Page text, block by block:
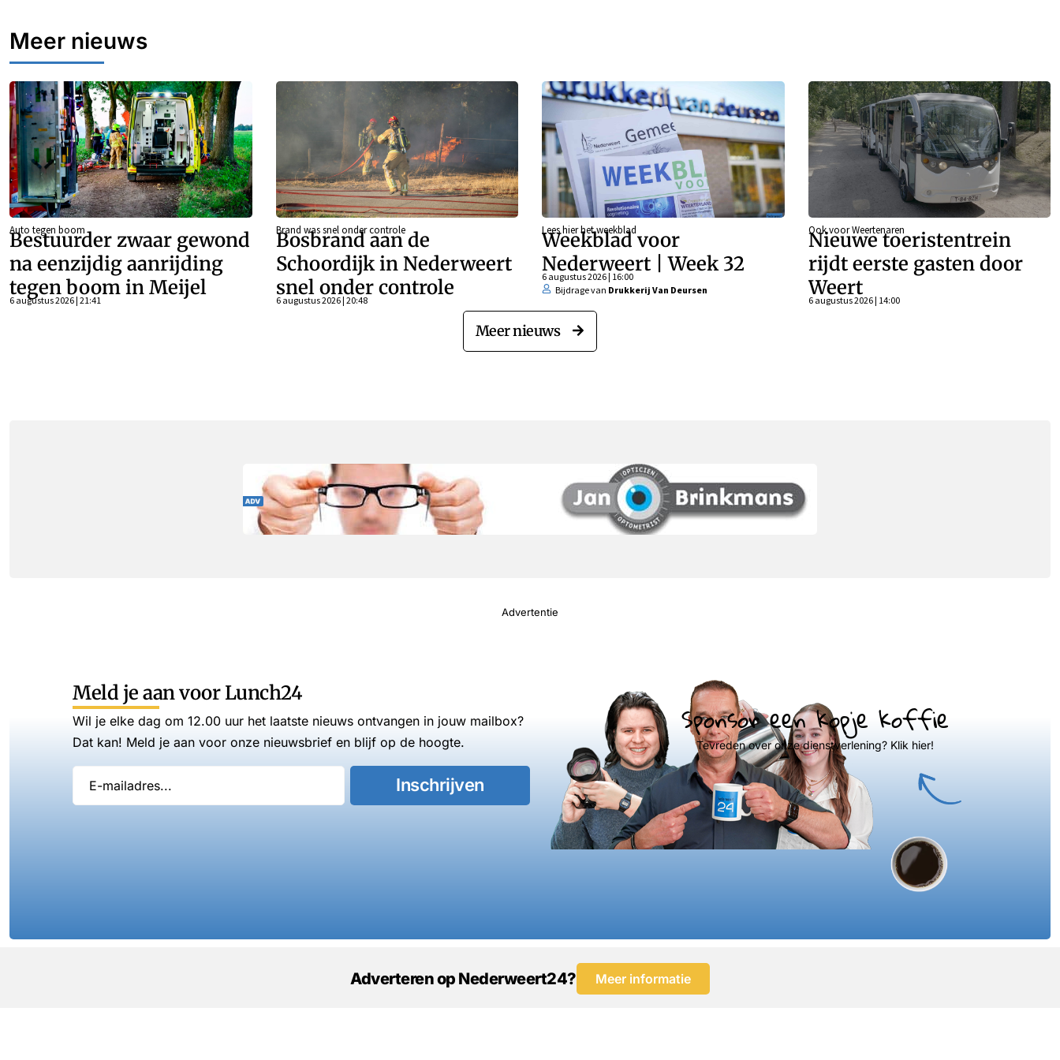
Meer nieuws
Auto tegen boom
Bestuurder zwaar gewond
na eenzijdig aanrijding
tegen boom in Meijel
6 augustus 2026 | 21:41
Brand was snel onder controle
Bosbrand aan de
Schoordijk in Nederweert
snel onder controle
6 augustus 2026 | 20:48
Lees hier het weekblad
Weekblad voor
Nederweert | Week 32
6 augustus 2026 | 16:00
Bijdrage van Drukkerij Van Deursen
Ook voor Weertenaren
Nieuwe toeristentrein
rijdt eerste gasten door
Weert
6 augustus 2026 | 14:00
Meer nieuws
Advertentie
Meld je aan voor Lunch24
Wil je elke dag om 12.00 uur het laatste nieuws ontvangen in jouw mailbox?
Dat kan! Meld je aan voor onze nieuwsbrief en blijf op de hoogte.
Inschrijven
Sponsor een kopje koffie
Tevreden over onze dienstverlening? Klik hier!
Adverteren op Nederweert24? Meer informatie